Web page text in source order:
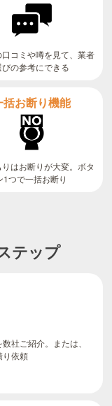
コミや噂を見て、業者
びの参考にできる
括お断り機能
はお断りが大変。ボタ
1つで一括お断り
テップ
社ご紹介。または、
り依頼